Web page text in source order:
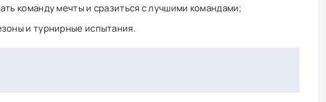
команду мечты и сразиться с лучшими командами;
и турнирные испытания.